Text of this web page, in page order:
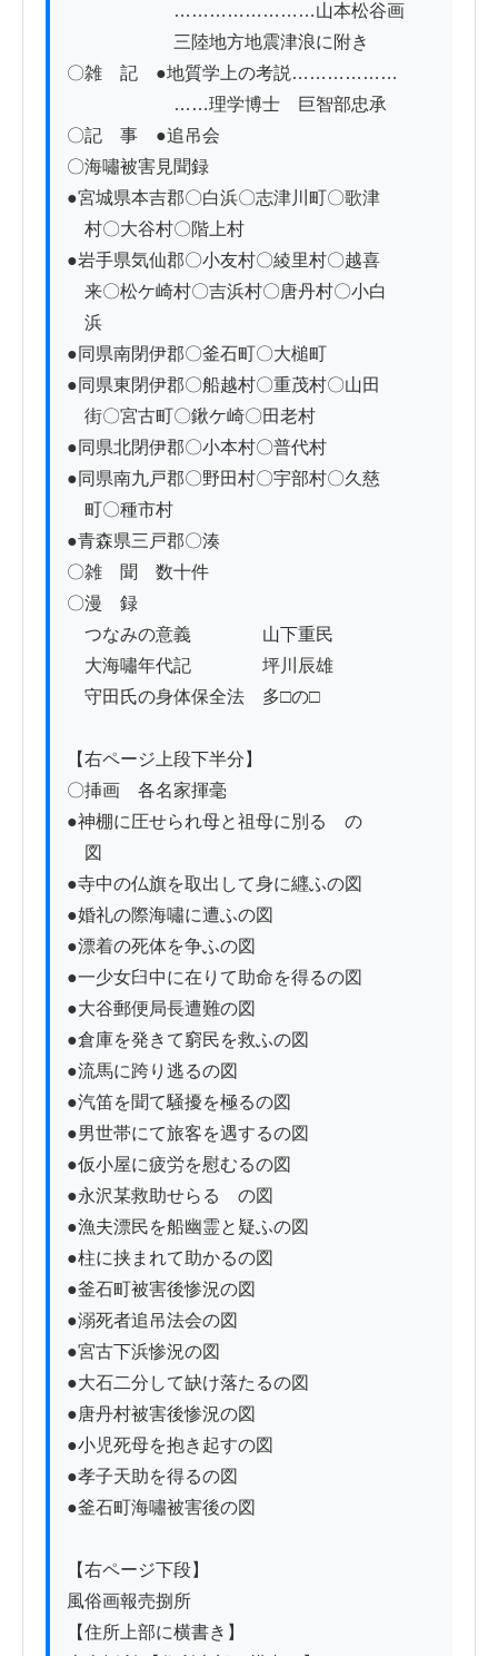
……………………山本松谷画
三陸地方地震津浪に附き
〇雑　記　●地質学上の考説………………
……理学博士　巨智部忠承
〇記　事　●追吊会
〇海嘯被害見聞録
●宮城県本吉郡〇白浜〇志津川町〇歌津
村〇大谷村〇階上村
●岩手県気仙郡〇小友村〇綾里村〇越喜
来〇松ケ崎村〇吉浜村〇唐丹村〇小白
浜
●同県南閉伊郡〇釜石町〇大槌町
●同県東閉伊郡〇船越村〇重茂村〇山田
街〇宮古町〇鍬ケ崎〇田老村
●同県北閉伊郡〇小本村〇普代村
●同県南九戸郡〇野田村〇宇部村〇久慈
町〇種市村
●青森県三戸郡〇湊
〇雑　聞　数十件
〇漫　録
つなみの意義　　　　山下重民
大海嘯年代記　　　　坪川辰雄
守田氏の身体保全法　多□の□
【右ページ上段下半分】
〇挿画　各名家揮毫
●神棚に圧せられ母と祖母に別るゝの
図
●寺中の仏旗を取出して身に纒ふの図
●婚礼の際海嘯に遭ふの図
●漂着の死体を争ふの図
●一少女臼中に在りて助命を得るの図
●大谷郵便局長遭難の図
●倉庫を発きて窮民を救ふの図
●流馬に跨り逃るの図
●汽笛を聞て騒擾を極るの図
●男世帯にて旅客を遇するの図
●仮小屋に疲労を慰むるの図
●永沢某救助せらるゝの図
●漁夫漂民を船幽霊と疑ふの図
●柱に挟まれて助かるの図
●釜石町被害後惨況の図
●溺死者追吊法会の図
●宮古下浜惨況の図
●大石二分して缺け落たるの図
●唐丹村被害後惨況の図
●小児死母を抱き起すの図
●孝子天助を得るの図
●釜石町海嘯被害後の図
【右ページ下段】
風俗画報売捌所
【住所上部に横書き】